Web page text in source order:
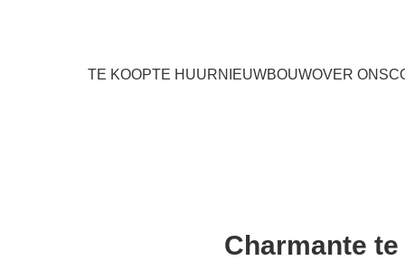
TE KOOPTE HUURNIEUWBOUWOVER ONS
Charmante